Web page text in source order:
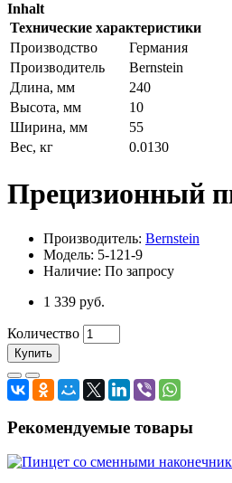
Inhalt
Технические характеристики
Производство
Германия
Производитель
Bernstein
Длина, мм
240
Высота, мм
10
Ширина, мм
55
Вес, кг
0.0130
Прецизионный
Производитель: Bernstein
Модель: 5-121-9
Наличие: По запросу
1 339 руб.
Количество
Купить
Рекомендуемые товары